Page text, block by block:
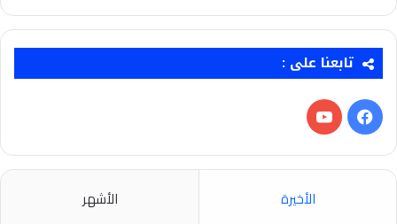
تابعنا على :
فيسبوك‫YouTube
الأخيرة الأشهر